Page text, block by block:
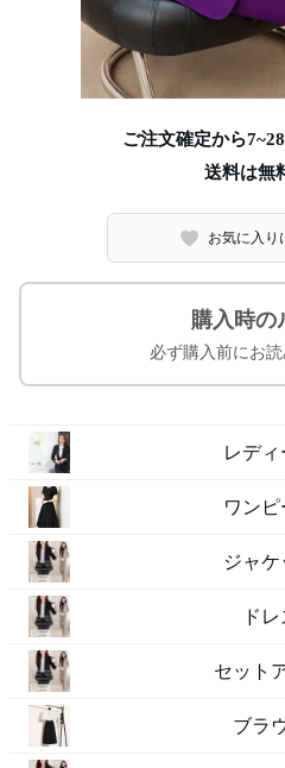
ご注文確定から
送料は無
お気に入り
購入時の
必ず購入前にお読
レディ
ワンピ
ジャケ
ドレ
セット
ブラ